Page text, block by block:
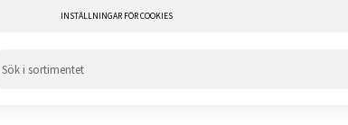
INSTÄLLNINGAR FÖR COOKIES